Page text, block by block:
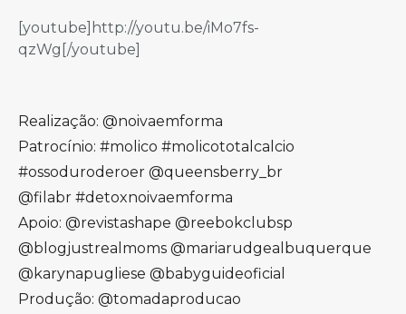
[youtube]http://youtu.be/iMo7fs-
qzWg[/youtube]
Realização: @noivaemforma
Patrocínio: #molico #molicototalcalcio
#ossoduroderoer @queensberry_br
@filabr #detoxnoivaemforma
Apoio: @revistashape @reebokclubsp
@blogjustrealmoms @mariarudgealbuquerque
@karynapugliese @babyguideoficial
Produção: @tomadaproducao